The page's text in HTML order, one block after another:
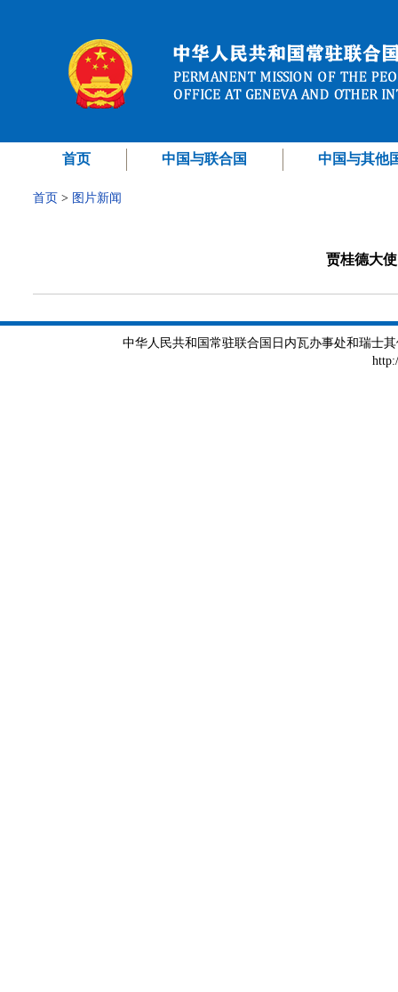
首页 中国与联合国 中国与其他
首页 > 图片新闻
贾桂德大
中华人民共和国常驻联合国日内瓦办事处和瑞士